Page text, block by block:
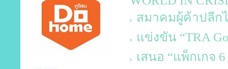
สมาคมผู้ค้าปลีก
แข่งขัน “TRA
เสนอ “แพ็กเกจ